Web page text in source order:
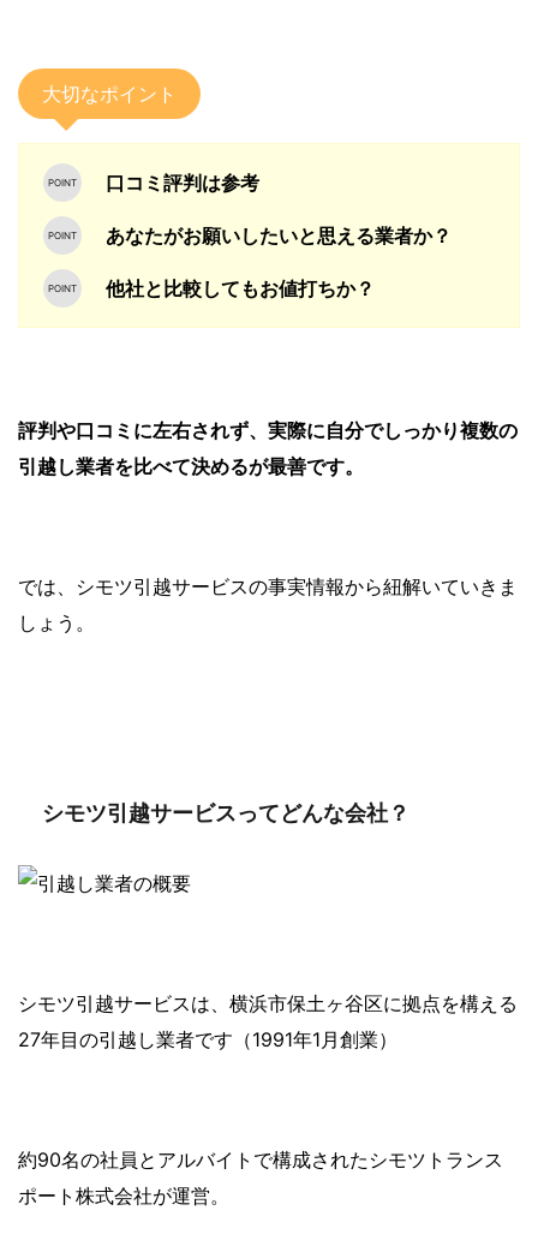
大切なポイント
口コミ評判は参考
あなたがお願いしたいと思える業者か？
他社と比較してもお値打ちか？
評判や口コミに左右されず、実際に自分でしっかり複数の
引越し業者を比べて決めるが最善です。
では、シモツ引越サービスの事実情報から紐解いていきま
しょう。
シモツ引越サービスってどんな会社？
シモツ引越サービスは、横浜市保土ヶ谷区に拠点を構える
27年目の引越し業者です（1991年1月創業）
約90名の社員とアルバイトで構成されたシモツトランス
ポート株式会社が運営。